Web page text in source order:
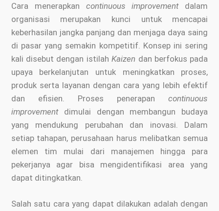
Cara menerapkan continuous improvementdalam
organisasi merupakan kunci untuk mencapai
keberhasilan jangka panjang dan menjaga daya saing
di pasar yang semakin kompetitif. Konsep ini sering
kali disebut dengan istilahKaizen dan berfokus pada
upaya berkelanjutan untuk meningkatkan proses,
produk serta layanan dengan cara yang lebih efektif
dan efisien. Proses penerapancontinuous
improvement dimulai dengan membangun budaya
yang mendukung perubahan dan inovasi. Dalam
setiap tahapan, perusahaan harus melibatkan semua
elemen tim mulai dari manajemen hingga para
pekerjanya agar bisa mengidentifikasi area yang
dapat ditingkatkan.
Salah satu cara yang dapat dilakukan adalah dengan